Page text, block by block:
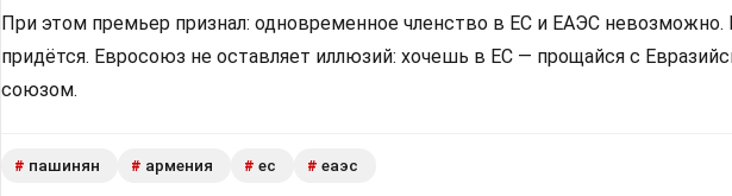
При этом премьер признал: одновременное членство в ЕС и ЕАЭС невозможно.
придётся. Евросоюз не оставляет иллюзий: хочешь в ЕС — прощайся с
союзом.
# пашинян # армения # ес # еаэс